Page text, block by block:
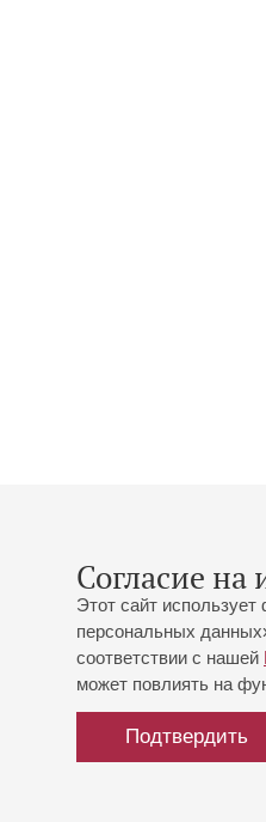
Согласие на
Этот сайт
персональных
соответствии с нашей
может повлиять на
Подтвердить